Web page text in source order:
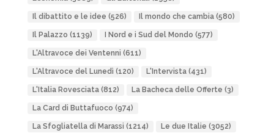
Il dibattito e le idee (526) Il mondo che cambia(580)
Il Palazzo (1139) I Nord e i Sud del Mondo (577)
L'Altravoce dei Ventenni (611)
L'Altravoce del Lunedì (120) L'Intervista(431)
L'Italia Rovesciata(812) La Bacheca delle Offerte (3)
La Card di Buttafuoco (974)
La Sfogliatella di Marassi (1214) Le due Italie (3052)